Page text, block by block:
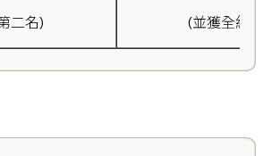
二名)
(並獲全級第